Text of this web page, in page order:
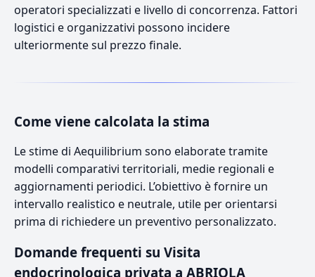
operatori specializzati e livello di concorrenza. Fattori
logistici e organizzativi possono incidere
ulteriormente sul prezzo finale.
Come viene calcolata la stima
Le stime di Aequilibrium sono elaborate tramite
modelli comparativi territoriali, medie regionali e
aggiornamenti periodici. L’obiettivo è fornire un
intervallo realistico e neutrale, utile per orientarsi
prima di richiedere un preventivo personalizzato.
Domande frequenti su Visita
endocrinologica privata a ABRIOLA